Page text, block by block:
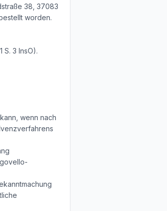
38, 37083
worden.
3 InsO).
wenn nach